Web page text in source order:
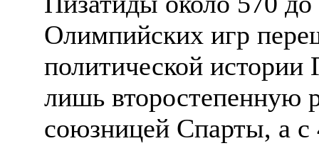
Олимпийских игр
политической истории
лишь второстепенную
союзницей Спарты, а с